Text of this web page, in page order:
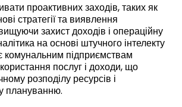
проактивних заходів, таких як
стратегії та виявлення
захист доходів і операційну
на основі штучного інтелекту
комунальним підприємствам
послуг і доходи, що
розподілу ресурсів і
плануванню.